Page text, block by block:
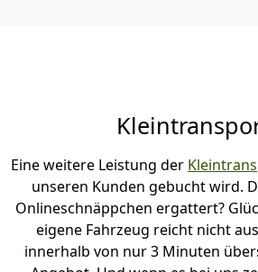
Eine weitere Leistung der
unseren Kunden gebucht wird.
Onlineschnäppchen ergattert?
eigene Fahrzeug reicht nicht
innerhalb von nur 3 Minuten